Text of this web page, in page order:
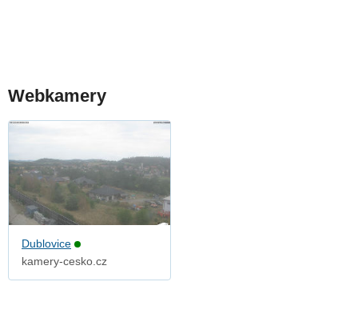
Webkamery
Dublovice
kamery-cesko.cz